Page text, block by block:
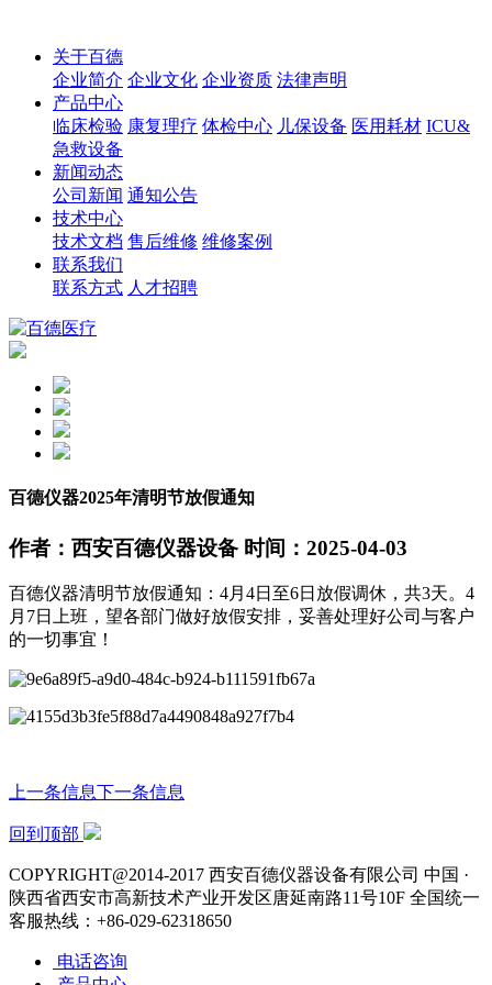
关于百德
企业简介 企业文化 企业资质 法律声明
产品中心
临床检验 康复理疗 体检中心 儿保设备 医用耗材 ICU&
急救设备
新闻动态
公司新闻 通知公告
技术中心
技术文档 售后维修 维修案例
联系我们
联系方式 人才招聘
百德仪器2025年清明节放假通知
作者：西安百德仪器设备 时间：2025-04-03
百德仪器清明节放假通知：4月4日至6日放假调休，共3天。4
月7日上班，望各部门做好放假安排，妥善处理好公司与客户
的一切事宜！
上一条信息下一条信息
回到顶部
COPYRIGHT@2014-2017 西安百德仪器设备有限公司 中国 ·
陕西省西安市高新技术产业开发区唐延南路11号10F 全国统一
客服热线：+86-029-62318650
电话咨询